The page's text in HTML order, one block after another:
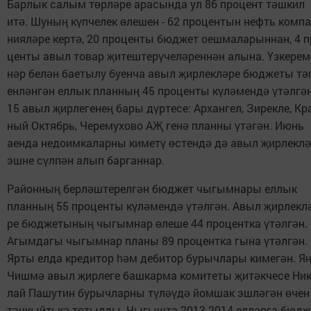
Бар­лык са­лым төр­лә­ре ара­сын­да ул 86 про­цент тәш­кил
итә. Шу­ның күп­че­лек өле­шен - 62 про­цен­тын нефть
ни­я­лә­ре кер­тә, 20 про­цен­ты бюд­жет оеш­ма­ла­рын­нан, 4
цен­ты авыл то­вар җи­теш­те­рү­че­лә­рен­нән алы­на. Ү
нәр бе­лән ба­е­ты­лу бу­ен­ча авыл җир­лек­лә­ре бюд­жеты тә
ен­лән­гән ел­лык план­ның 45 про­цен­ты кү­лә­мендә үтәл­гә
15 авыл җир­ле­ге­нең ба­ры дүр­те­се: Ар­хан­гел, Зи­рек­ле,
ный Ок­тябрь, Че­ре­му­хо­во АҖ ге­нә план­ны үтә­гән. Июнь
аен­да не­до­им­ка­лар­ны ки­ме­тү өс­тен­дә дә авыл җир­лек­лә
эш­не сүл­пән алып бар­ган­нар.
Ра­йон­ның бер­ләш­те­рел­гән бюд­жет чы­гым­на­ры ел­лык
план­ның 55 про­цен­ты кү­лә­мен­дә үтәл­гән. Авыл җир­лек­л
ре бюд­же­ты­ның чы­гым­нар өле­ше 44 про­цент­ка үтәл­гән.
Агым­да­гы чы­гым­нар пла­ны 89 про­цент­ка гы­на үтәл­гән.
Яр­ты ел­да кре­ди­тор һәм де­би­тор бу­рыч­ла­ры ки­ме­гән. Яң
Чиш­мә авыл җир­ле­ге баш­кар­ма ко­ми­те­ты җи­тәк­че­се
лай Па­шу­тин бу­рыч­лар­ны тү­ләү­дә йом­шак эш­лә­гән өчен